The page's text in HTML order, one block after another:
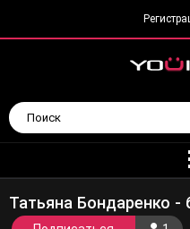
Татьяна Бондаренко -